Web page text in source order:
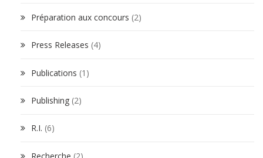
Préparation aux concours (2)
Press Releases (4)
Publications (1)
Publishing (2)
R.I. (6)